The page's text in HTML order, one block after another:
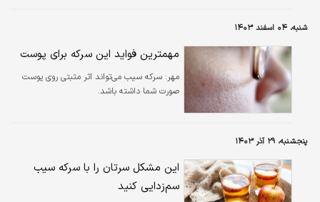
شنبه، ۰۴ اسفند ۱۴۰۳
مهمترین فواید این سرکه برای پوست
مهر: سرکه سیب می‌تواند اثر مثبتی روی پوست
صورت شما داشته باشد.
پنجشنبه، ۲۹ آذر ۱۴۰۳
این مشکل سرتان را با سرکه سیب
سم‌زدایی کنید